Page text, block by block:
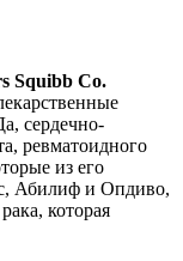
Squibb Co.
сердечно-
ревматоидного
из его
Абилиф и Опдиво,
которая